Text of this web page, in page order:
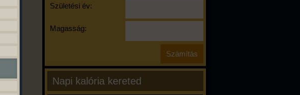
Születési év:
Magasság:
Napi kalória kereted